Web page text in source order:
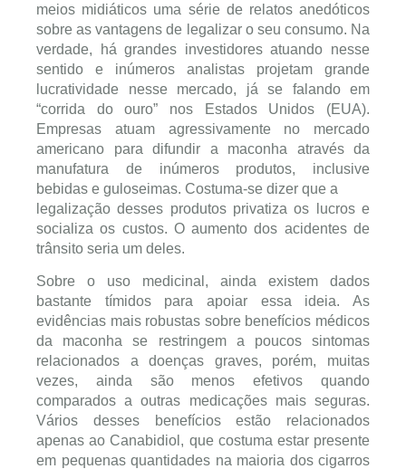
meios midiáticos uma série de relatos anedóticos
sobre as vantagens de legalizar o seu consumo. Na
verdade, há grandes investidores atuando nesse
sentido e inúmeros analistas projetam grande
lucratividade nesse mercado, já se falando em
“corrida do ouro” nos Estados Unidos (EUA).
Empresas atuam agressivamente no mercado
americano para difundir a maconha através da
manufatura de inúmeros produtos, inclusive
bebidas e guloseimas. Costuma-se dizer que a
legalização desses produtos privatiza os lucros e
socializa os custos. O aumento dos acidentes de
trânsito seria um deles.
Sobre o uso medicinal, ainda existem dados
bastante tímidos para apoiar essa ideia. As
evidências mais robustas sobre benefícios médicos
da maconha se restringem a poucos sintomas
relacionados a doenças graves, porém, muitas
vezes, ainda são menos efetivos quando
comparados a outras medicações mais seguras.
Vários desses benefícios estão relacionados
apenas ao Canabidiol, que costuma estar presente
em pequenas quantidades na maioria dos cigarros